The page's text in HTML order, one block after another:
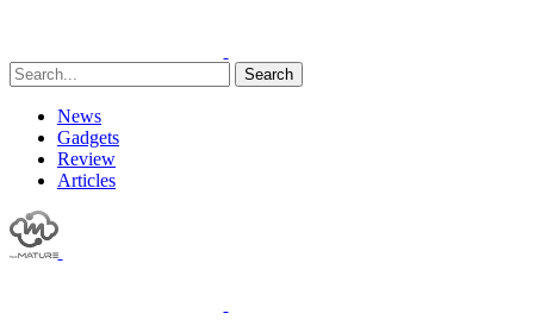
Search
News
Gadgets
Review
Articles